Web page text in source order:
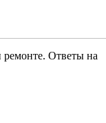
Ответы на